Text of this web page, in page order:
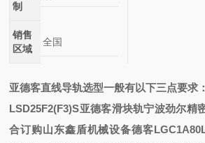
制
销售
区域
全国
亚德客直线导轨选型一般有以下三点要求：
LSD25F2(F3)S亚德客滑块轨宁波劲尔精
合订购山东鑫盾机械设备德客LGC1A80